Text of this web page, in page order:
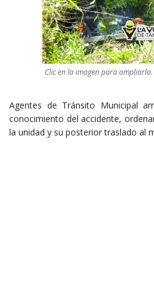
Clic en la imagen para ampliarla.
Agentes de Tránsito Municipal
conocimiento del accidente,
la unidad y su posterior traslado al